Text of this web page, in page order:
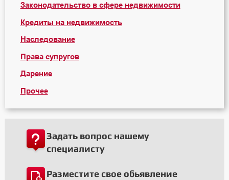
Законодательство в сфере недвижимости
Кредиты на недвижимость
Наследование
Права супругов
Дарение
Прочее
Задать вопрос нашему
специалисту
Разместите свое обьявление